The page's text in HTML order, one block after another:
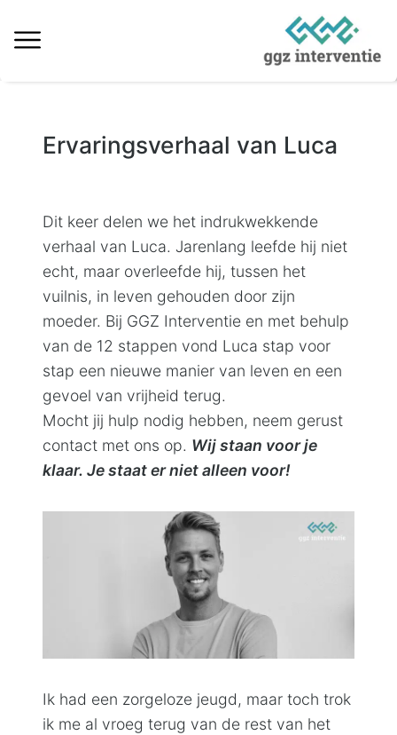
Informatie over verslaving
Kosten & vergoedingen
Locaties behandeling
Interventie naaste
Informatieve artikelen
Vacatures
Contact
Ervaringsverhaal van Luca
Dit keer delen we het indrukwekkende
verhaal van Luca. Jarenlang leefde hij niet
echt, maar overleefde hij, tussen het
vuilnis, in leven gehouden door zijn
moeder. Bij GGZ Interventie en met behulp
van de 12 stappen vond Luca stap voor
stap een nieuwe manier van leven en een
gevoel van vrijheid terug.
Mocht jij hulp nodig hebben, neem gerust
contact met ons op. Wij staan voor je
klaar. Je staat er niet alleen voor!
Ik had een zorgeloze jeugd, maar toch trok
ik me al vroeg terug van de rest van het